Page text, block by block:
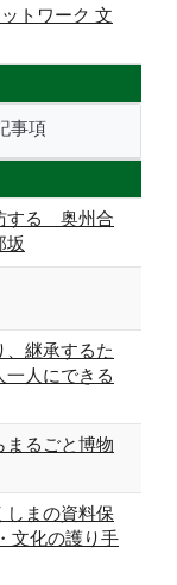
トワーク 文
事項
する 奥州合
坂
継承するた
人にできる
るごと博物
まの資料保
文化の護り手